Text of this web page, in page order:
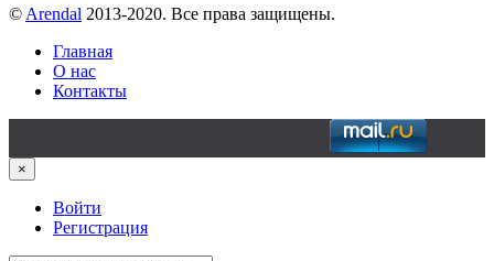
© Arendal 2013-2020. Все права защищены.
Главная
О нас
Контакты
×
Войти
Регистрация